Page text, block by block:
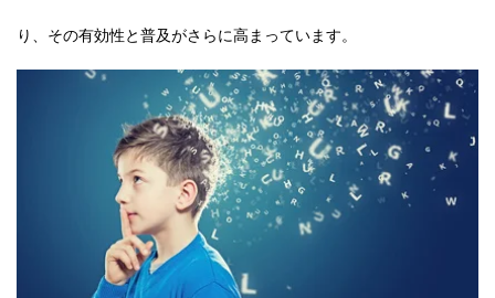
り、その有効性と普及がさらに高まっています。